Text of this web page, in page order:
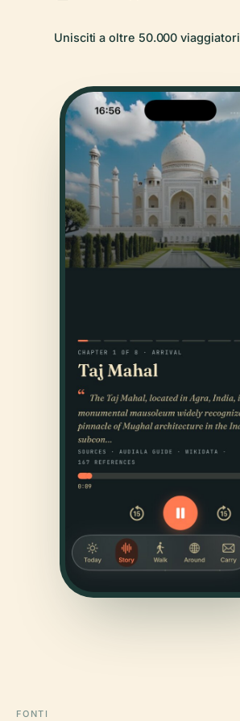
Unisciti a oltre 50.000 viaggiatori
FONTI